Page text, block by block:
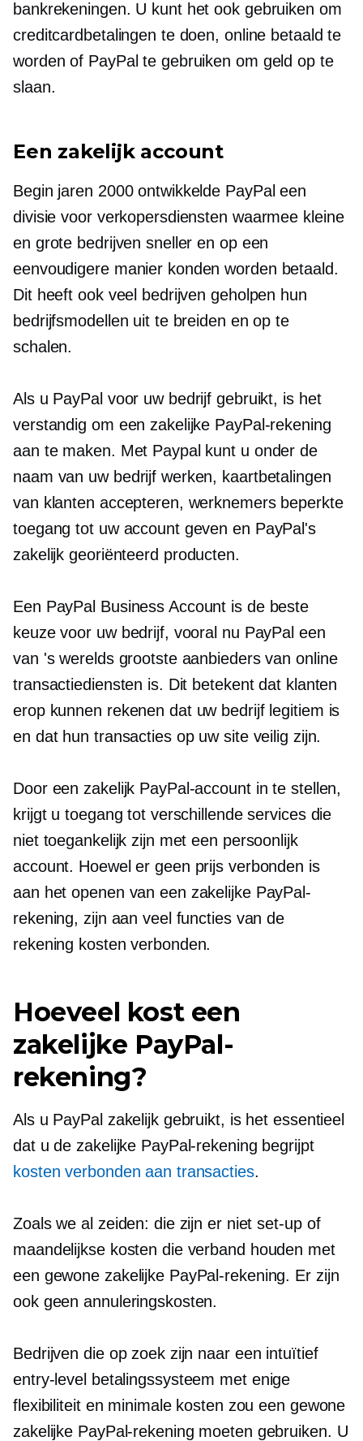
bankrekeningen. U kunt het ook gebruiken om
creditcardbetalingen te doen, online betaald te
worden of PayPal te gebruiken om geld op te
slaan.
Een zakelijk account
Begin jaren 2000 ontwikkelde PayPal een
divisie voor verkopersdiensten waarmee kleine
en grote bedrijven sneller en op een
eenvoudigere manier konden worden betaald.
Dit heeft ook veel bedrijven geholpen hun
bedrijfsmodellen uit te breiden en op te
schalen.
Als u PayPal voor uw bedrijf gebruikt, is het
verstandig om een ​​zakelijke PayPal-rekening
aan te maken. Met Paypal kunt u onder de
naam van uw bedrijf werken, kaartbetalingen
van klanten accepteren, werknemers beperkte
toegang tot uw account geven en PayPal's
zakelijk georiënteerd producten.
Een PayPal Business Account is de beste
keuze voor uw bedrijf, vooral nu PayPal een
van 's werelds grootste aanbieders van online
transactiediensten is. Dit betekent dat klanten
erop kunnen rekenen dat uw bedrijf legitiem is
en dat hun transacties op uw site veilig zijn.
Door een zakelijk PayPal-account in te stellen,
krijgt u toegang tot verschillende services die
niet toegankelijk zijn met een persoonlijk
account. Hoewel er geen prijs verbonden is
aan het openen van een zakelijke PayPal-
rekening, zijn aan veel functies van de
rekening kosten verbonden.
Hoeveel kost een
zakelijke PayPal-
rekening?
Als u PayPal zakelijk gebruikt, is het essentieel
dat u de zakelijke PayPal-rekening begrijpt
kosten verbonden aan transacties.
Zoals we al zeiden: die zijn er nietset-upof
maandelijkse kosten die verband houden met
een gewone zakelijke PayPal-rekening. Er zijn
ook geen annuleringskosten.
Bedrijven die op zoek zijn naar een intuïtief
entry-level betalingssysteem met enige
flexibiliteit en minimale kosten zou een gewone
zakelijke PayPal-rekening moeten gebruiken. U